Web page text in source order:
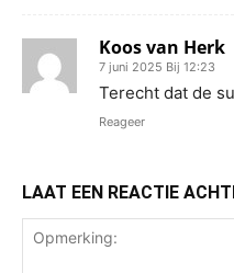
Koos van Herk
7 juni 2025 Bij 12:23
Terecht dat de
Reageer
LAAT EEN REACTIE